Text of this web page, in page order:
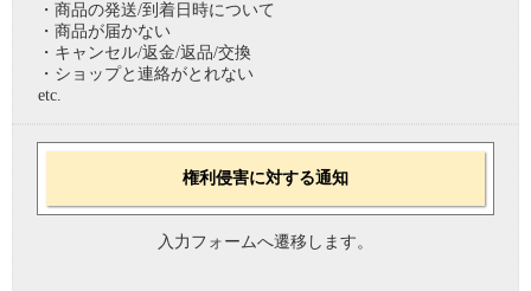
・商品の発送/到着日時について
・商品が届かない
・キャンセル/返金/返品/交換
・ショップと連絡がとれない
etc.
権利侵害に対する通知
入力フォームへ遷移します。